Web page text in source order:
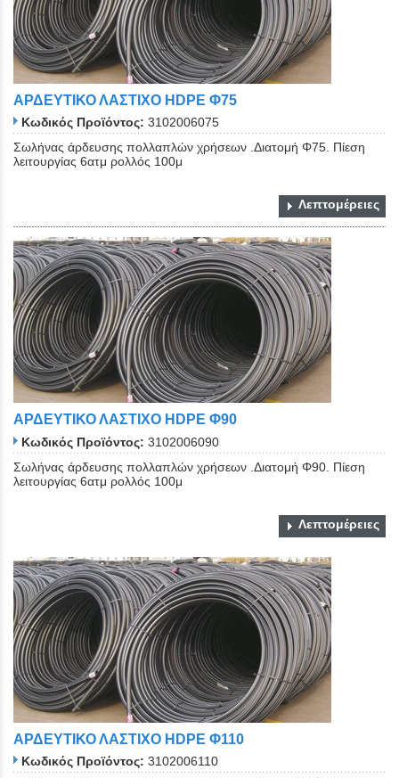
Close
ΑΡΔΕΥΤΙΚΟ ΛΑΣΤΙΧΟ ΗDPE Φ75
Κωδικός Προϊόντος: 3102006075
Σωλήνας άρδευσης πολλαπλών χρήσεων .Διατομή Φ75. Πίεση
λειτουργίας 6ατμ ρολλός 100μ
Λεπτομέρειες
ΑΡΔΕΥΤΙΚΟ ΛΑΣΤΙΧΟ ΗDPE Φ90
Κωδικός Προϊόντος: 3102006090
Σωλήνας άρδευσης πολλαπλών χρήσεων .Διατομή Φ90. Πίεση
λειτουργίας 6ατμ ρολλός 100μ
Λεπτομέρειες
ΑΡΔΕΥΤΙΚΟ ΛΑΣΤΙΧΟ ΗDPE Φ110
Κωδικός Προϊόντος: 3102006110